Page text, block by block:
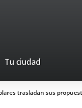
Tu ciudad
trasladan sus